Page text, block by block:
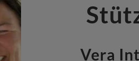
Vera